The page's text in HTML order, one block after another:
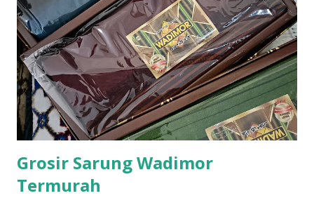
Grosir Sarung Wadimor
Termurah